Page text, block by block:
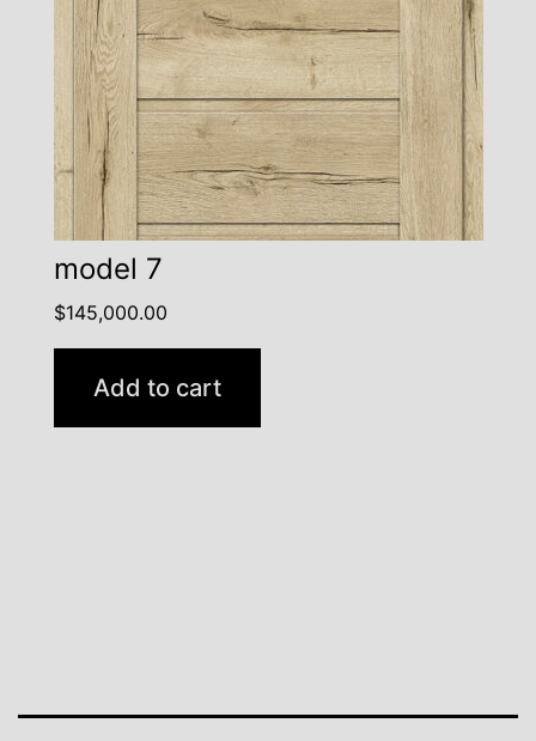
model 7
$145,000.00
Add to cart